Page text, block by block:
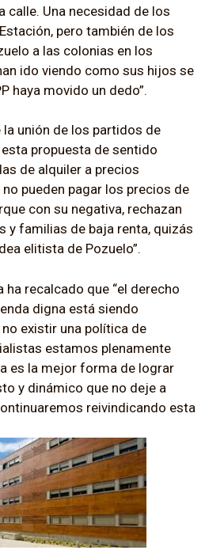
calle. Una necesidad de los
pero también de los
a las colonias en los
ido viendo como sus hijos se
haya movido un dedo”.
la unión de los partidos de
propuesta de sentido
de alquiler a precios
pueden pagar los precios de
con su negativa, rechazan
y familias de baja renta, quizás
elitista de Pozuelo”.
ha recalcado que “el derecho
digna está siendo
existir una política de
estamos plenamente
es la mejor forma de lograr
y dinámico que no deje a
reivindicando esta